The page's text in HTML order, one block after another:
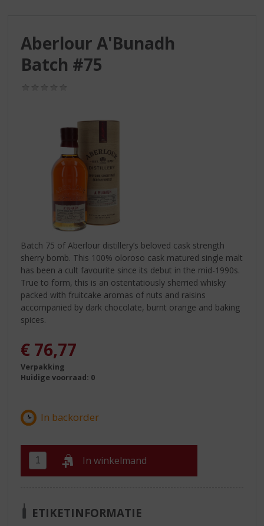
Aberlour A'Bunadh
Batch #75
Batch 75 of Aberlour distillery’s beloved cask strength
sherry bomb. This 100% oloroso cask matured single malt
has been a cult favourite since its debut in the mid-1990s.
True to form, this is an ostentatiously sherried whisky
packed with fruitcake aromas of nuts and raisins
accompanied by dark chocolate, burnt orange and baking
spices.
€ 76,77
Verpakking
Huidige voorraad: 0
In winkelmand
ETIKETINFORMATIE